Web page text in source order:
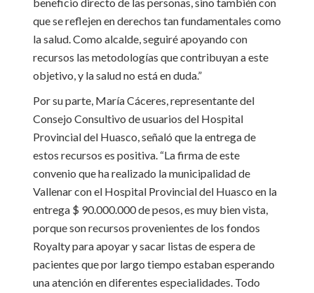
que se reflejen en derechos tan fundamentales como
la salud. Como alcalde, seguiré apoyando con
recursos las metodologías que contribuyan a este
objetivo, y la salud no está en duda.”
Por su parte, María Cáceres, representante del
Consejo Consultivo de usuarios del Hospital
Provincial del Huasco, señaló que la entrega de
estos recursos es positiva. “La firma de este
convenio que ha realizado la municipalidad de
Vallenar con el Hospital Provincial del Huasco en la
entrega $ 90.000.000 de pesos, es muy bien vista,
porque son recursos provenientes de los fondos
Royalty para apoyar y sacar listas de espera de
pacientes que por largo tiempo estaban esperando
una atención en diferentes especialidades. Todo